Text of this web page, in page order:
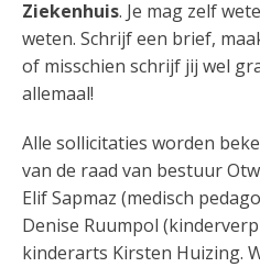
Ziekenhuis. Je mag zelf
weten. Schrijf een brief,
of misschien schrijf jij wel
allemaal!
Alle sollicitaties worden
van de raad van bestuur
Elif Sapmaz (medisch
Denise Ruumpol
kinderarts Kirsten Huizing.